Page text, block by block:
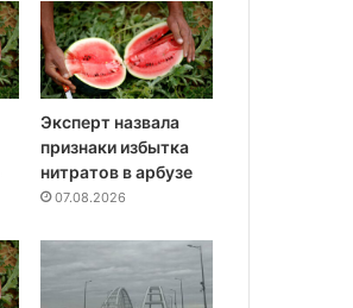
Эксперт назвала
признаки избытка
нитратов в арбузе
07.08.2026